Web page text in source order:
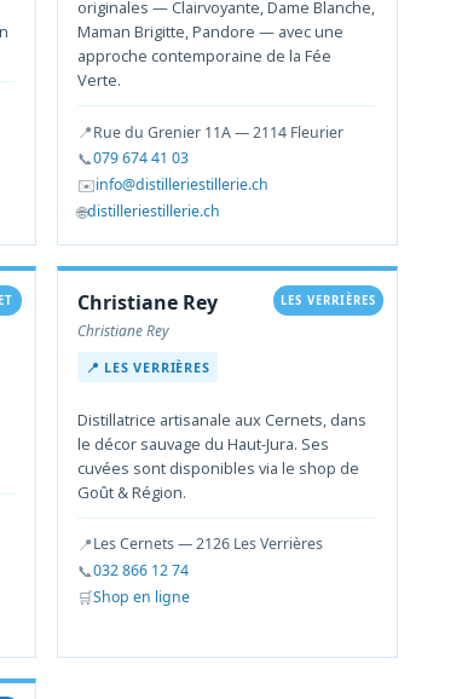
originales — Clairvoyante, Dame Blanche,
Maman Brigitte, Pandore — avec une
approche contemporaine de la Fée
Verte.
📍Rue du Grenier 11A — 2114 Fleurier
📞079 674 41 03
✉️info@distilleriestillerie.ch
🌐distilleriestillerie.ch
LES VERRIÈRES
Christiane Rey
Christiane Rey
📍 LES VERRIÈRES
Distillatrice artisanale aux Cernets, dans
le décor sauvage du Haut-Jura. Ses
cuvées sont disponibles via le shop de
Goût & Région.
📍Les Cernets — 2126 Les Verrières
📞032 866 12 74
🛒Shop en ligne